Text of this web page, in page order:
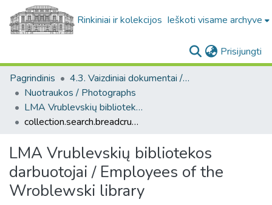
Rinkiniai ir kolekcijos Ieškoti visame archyve
Prisijungti
Pagrindinis
4.3. Vaizdiniai dokumentai / Visual documents
Nuotraukos / Photographs
LMA Vrublevskių bibliotekos darbuotojai / Employees of the Wroblewski library
collection.search.breadcrumbs
LMA Vrublevskių bibliotekos
darbuotojai / Employees of the
Wroblewski library